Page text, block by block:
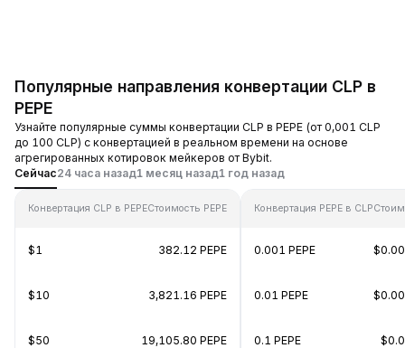
Популярные направления конвертации CLP в
PEPE
Узнайте популярные суммы конвертации CLP в PEPE (от 0,001 CLP
до 100 CLP) с конвертацией в реальном времени на основе
агрегированных котировок мейкеров от Bybit.
Сейчас24 часа назад1 месяц назад1 год назад
Конвертация CLP в PEPEСтоимость PEPE
$1 382.12 PEPE
$10 3,821.16 PEPE
$50 19,105.80 PEPE
Конвертация PEPE в CLP
0.001 PEPE
0.01 PEPE
0.1 PEPE